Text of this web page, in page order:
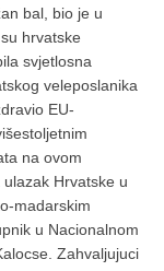
bal, bio je u
hrvatske
svjetlosna
veleposlanika
EU-
na ovom
Hrvatske u
madarskim
u Nacionalnom
Zahvaljujuci